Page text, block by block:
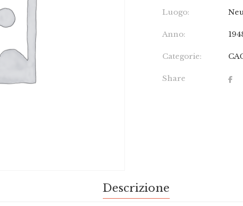
Luogo:
Anno:
Categorie:
Share
Descrizione